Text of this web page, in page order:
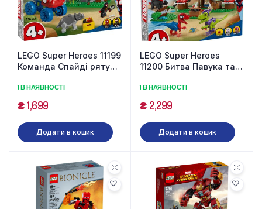
LEGO Super Heroes 11199
Команда Спайді рятує
деталей)
1 В НАЯВНОСТІ
₴1,699
Додати в кошик
LEGO Super Heroes
11200 Битва Павука та
деталі)
1 В НАЯВНОСТІ
₴2,299
Додати в кошик